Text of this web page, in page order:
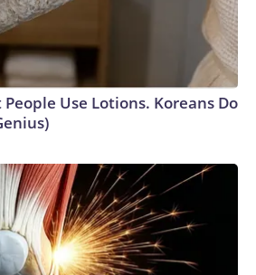
La detención en 2009 fue el
proceso en contra de Afiuni. En
le concedieron a la jueza
detención domiciliaria por problemas
de la organización Amnistía
los 14 meses que estuvo en prisión,
afirmaron que la jueza fue
libertad condicional bajo ciertos
cada 15 días ante el tribunal,
con medios de comunicación ni
El caso volvió a dar un giro
2019, cuando un tribunal de Caracas
Use Lotions. Koreans Do